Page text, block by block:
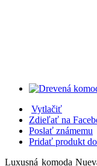
Vytlačiť
Zdieľať na
Poslať známemu
Pridať produkt
Luxusná komoda